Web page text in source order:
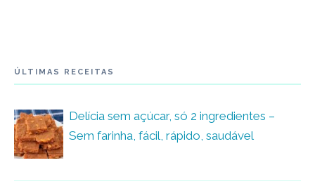
ÚLTIMAS RECEITAS
Delícia sem açúcar, só 2 ingredientes –
Sem farinha, fácil, rápido, saudável